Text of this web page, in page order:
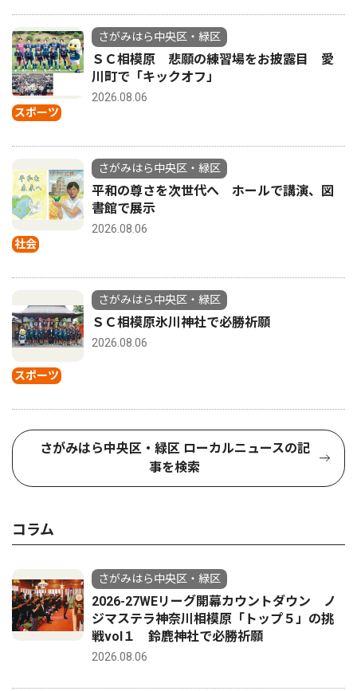
スポーツ
さがみはら中央区・緑区
ＳＣ相模原 悲願の練習場をお披露目 愛
川町で「キックオフ」
2026.08.06
社会
さがみはら中央区・緑区
平和の尊さを次世代へ ホールで講演、図
書館で展示
2026.08.06
スポーツ
さがみはら中央区・緑区
ＳＣ相模原氷川神社で必勝祈願
2026.08.06
さがみはら中央区・緑区 ローカルニュースの記
事を検索
コラム
さがみはら中央区・緑区
2026-27WEリーグ開幕カウントダウン ノ
ジマステラ神奈川相模原「トップ５」の挑
戦vol１ 鈴鹿神社で必勝祈願
2026.08.06